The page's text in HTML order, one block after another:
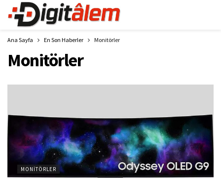
Ana Sayfa En Son Haberler Monitörler
Monitörler
MONITÖRLER